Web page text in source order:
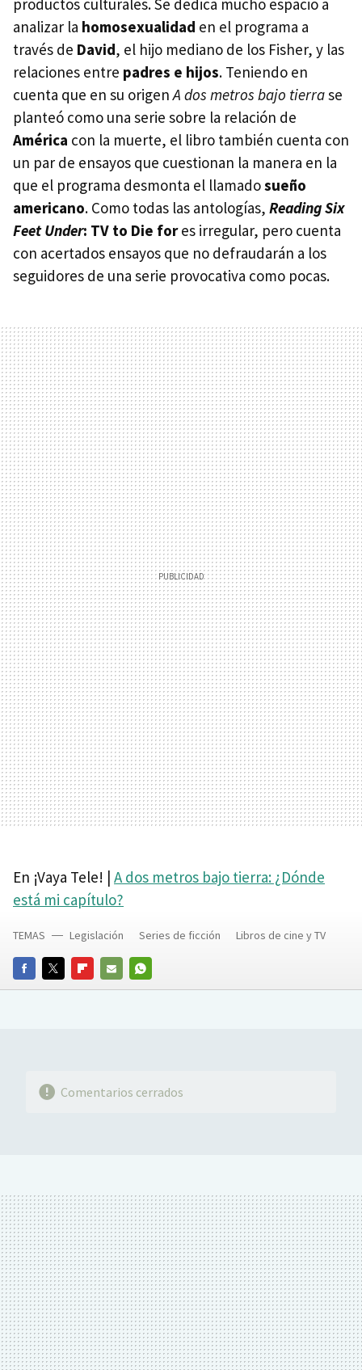
productos culturales. Se dedica mucho espacio a
analizar la homosexualidad en el programa a
través de David, el hijo mediano de los Fisher, y las
relaciones entre padres e hijos. Teniendo en
cuenta que en su origenA dos metros bajo tierrase
planteó como una serie sobre la relación de
América con la muerte, el libro también cuenta con
un par de ensayos que cuestionan la manera en la
que el programa desmonta el llamadosueño
americano. Como todas las antologías, Reading Six
Feet Under: TV to Die fores irregular, pero cuenta
con acertados ensayos que no defraudarán a los
seguidores de una serie provocativa como pocas.
En ¡Vaya Tele! | A dos metros bajo tierra: ¿Dónde
está mi capítulo?
FACEBOOKTWITTERFLIPBOARD
E-
WHATSAPP
TEMAS Legislación Series de ficción Libros de cine y TV
Comentarios cerrados